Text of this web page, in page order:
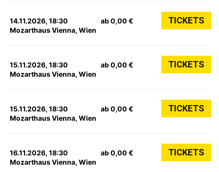
14.11.2026, 18:30
Mozarthaus Vienna, Wien
ab 0,00 € TICKETS
15.11.2026, 18:30
Mozarthaus Vienna, Wien
ab 0,00 € TICKETS
15.11.2026, 18:30
Mozarthaus Vienna, Wien
ab 0,00 € TICKETS
16.11.2026, 18:30
Mozarthaus Vienna, Wien
ab 0,00 € TICKETS